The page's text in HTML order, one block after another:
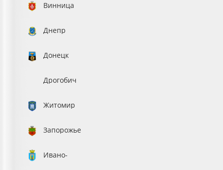
Винница
Днепр
Донецк
Дрогобич
Житомир
Запорожье
Ивано-